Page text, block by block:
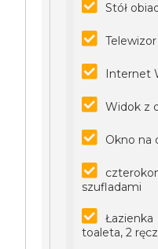
Stół
Internet
Widok z
Okno na
szufladami
toaleta, 2